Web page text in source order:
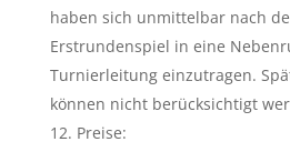
haben sich unmittelbar nach
Erstrundenspiel in eine
Turnierleitung einzutragen.
können nicht berücksichtigt
Preise: